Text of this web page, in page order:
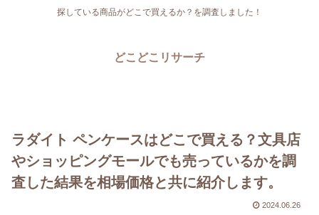
探している商品がどこで買えるか？を調査しました！
どこどこリサーチ
ラダイト ペンケースはどこで買える？文具店
やショッピングモールでも売っているかを調
査した結果を相場価格と共に紹介します。
2024.06.26